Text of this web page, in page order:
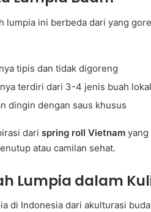
lumpia ini berbeda dari yang
tipis dan tidak digoreng
terdiri dari 3-4 jenis buah lokal
dingin dengan saus khusus
dari spring roll Vietnam yang
atau camilan sehat.
Lumpia dalam
di Indonesia dari akulturasi